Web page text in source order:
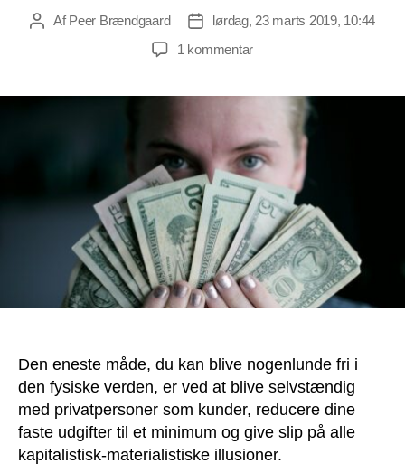
Indlægsforfatter
AfPeer Brændgaard Indlægsdato
lørdag, 23 marts 2019, 10:44
1 kommentartil
ting,
penge
og
arbejde
Den eneste måde, du kan blive nogenlunde fri i
den fysiske verden, er ved at blive selvstændig
med privatpersoner som kunder, reducere dine
faste udgifter til et minimum og give slip på alle
kapitalistisk-materialistiske illusioner.